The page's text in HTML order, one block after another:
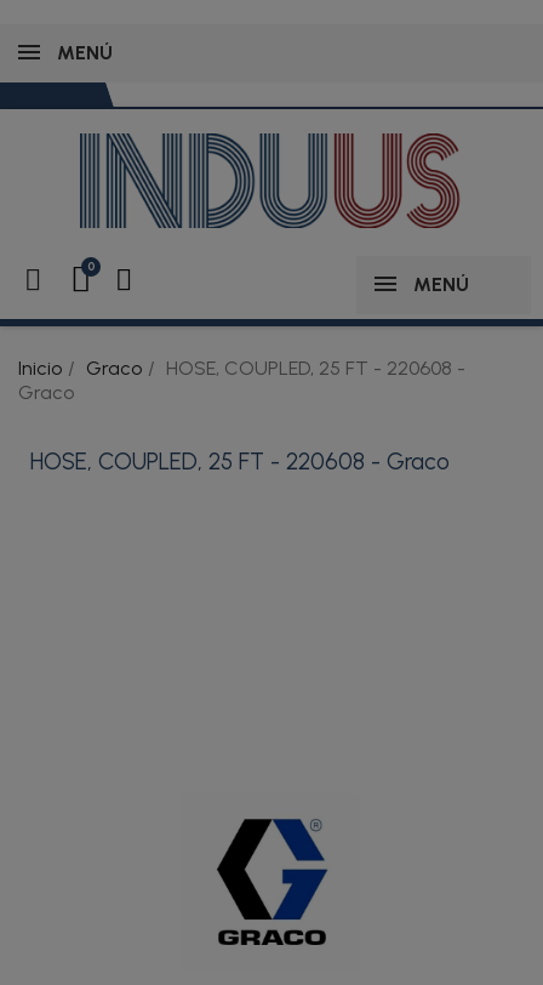
MENÚ
MENÚ
Inicio Graco
HOSE, COUPLED, 25 FT - 220608 -
Graco
HOSE, COUPLED, 25 FT - 220608 - Graco